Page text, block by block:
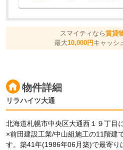
スマイティなら賃貸
最大10,000円キャッシ
物件詳細
リラハイツ大通
北海道札幌市中央区大通西１９丁目
×前田建設工業/中山組施工の11階建
す。築41年(1986年06月築)で最寄り